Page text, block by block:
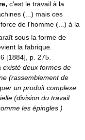
c'est le travail à la
(...) mais ces
de l'homme (...) à la
sous la forme de
la fabrique.
[1884], p. 275.
existé deux formes de
(rassemblement de
un produit complexe
(division du travail
les épingles )